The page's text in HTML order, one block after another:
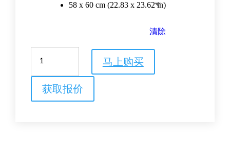
58 x 60 cm (22.83 x 23.62 in)
清除
纸，
GB003
等
马上购买
获取报价